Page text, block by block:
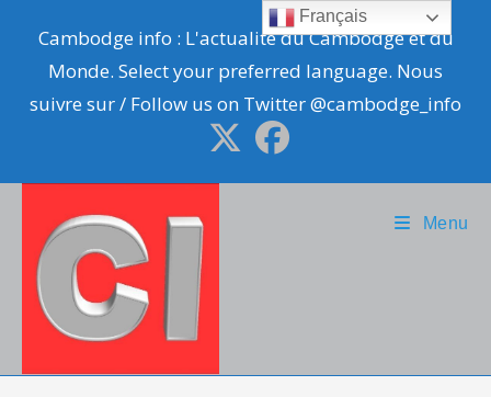
content
Cambodge info : L'actualité du Cambodge et du
Monde. Select your preferred language. Nous
suivre sur / Follow us on Twitter @cambodge_info
Menu
Français